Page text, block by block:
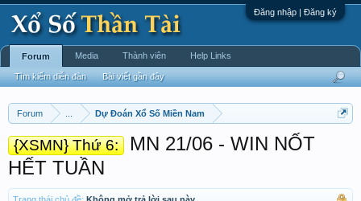
Đăng nhập | Đăng ký
Forum Dự Đoán Xổ Số Miền Nam
{XSMN} Thứ 6:
MN 21/06 - WIN NỐT
HẾT TUẦN
Forum
Tìm kiếm diễn đàn Bài viết gần đây
Media Thành viên Help Links